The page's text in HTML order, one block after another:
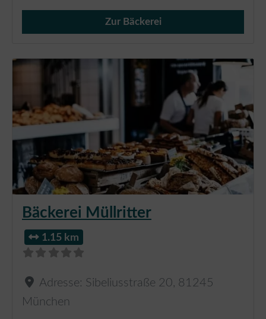
Verkauf von Brötchen,
Zur Bäckerei
Bäckerei Müllritter
1.15 km
Adresse: Sibeliusstraße 20, 81245
München